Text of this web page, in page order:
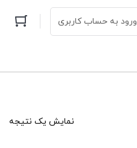
ورود به حساب کاربری
نمایش یک نتیجه